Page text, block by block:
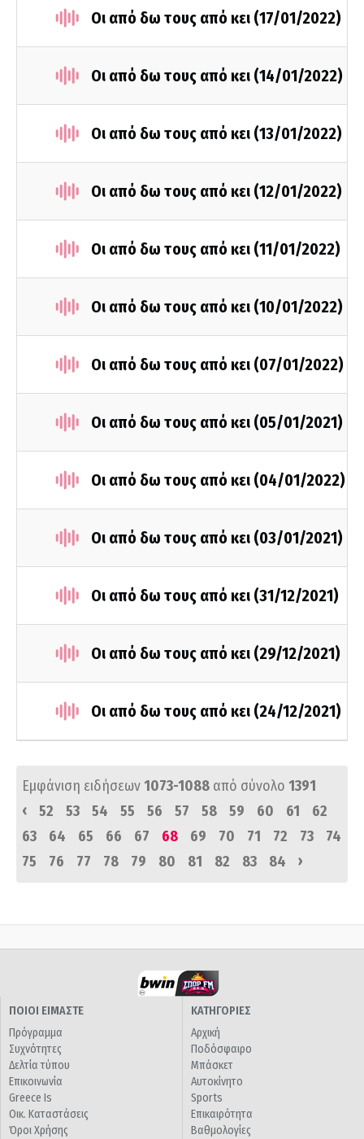
Οι από δω τους από κει (17/01/2022)
Οι από δω τους από κει (14/01/2022)
Οι από δω τους από κει (13/01/2022)
Οι από δω τους από κει (12/01/2022)
Οι από δω τους από κει (11/01/2022)
Οι από δω τους από κει (10/01/2022)
Οι από δω τους από κει (07/01/2022)
Οι από δω τους από κει (05/01/2021)
Οι από δω τους από κει (04/01/2022)
Οι από δω τους από κει (03/01/2021)
Οι από δω τους από κει (31/12/2021)
Οι από δω τους από κει (29/12/2021)
Οι από δω τους από κει (24/12/2021)
Εμφάνιση ειδήσεων1073-1088 από σύνολο 1391
‹
52 53 54 55 56 57 58 59 60 61
62
63
64 65 66 67 68 69 70 71 72 73
74
75
76 77 78 79 80 81 82 83 84 ›
ΠΟΙΟΙ ΕΙΜΑΣΤΕ
Πρόγραμμα
Συχνότητες
Δελτία τύπου
Επικοινωνία
Greece Is
Οικ. Καταστάσεις
Όροι Χρήσης
ΚΑΤΗΓΟΡΙΕΣ
Αρχική
Ποδόσφαιρο
Μπάσκετ
Αυτοκίνητο
Sports
Επικαιρότητα
Βαθμολογίες